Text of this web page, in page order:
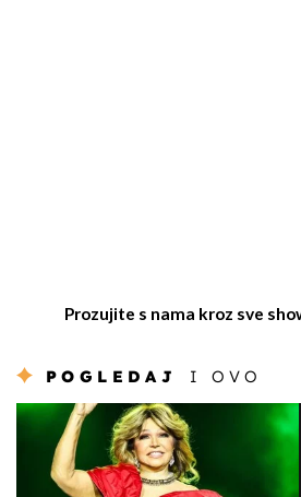
Prozujite s nama kroz sve
POGLEDAJ I OVO